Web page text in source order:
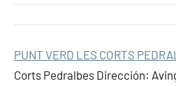
PUNT VERD LES CORTS
Corts Pedralbes Dirección: